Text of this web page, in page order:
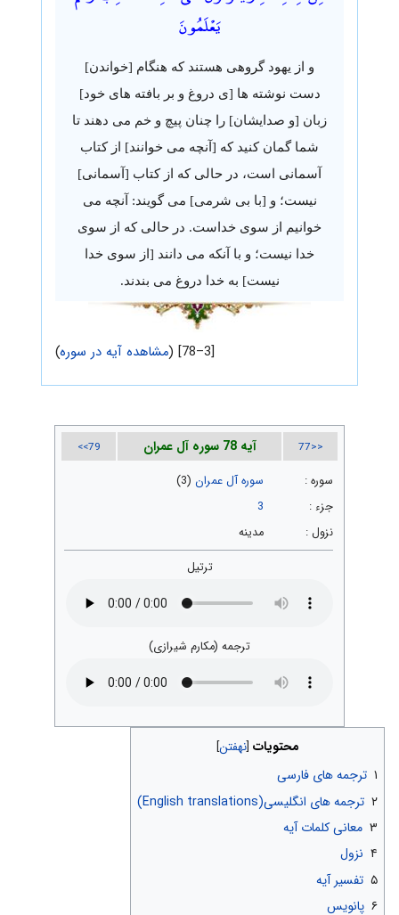
يَعْلَمُونَ
و از یهود گروهی هستند که هنگام [خواندن]
دست نوشته ها [ی دروغ و بر بافته های خود]
زبان [و صدایشان] را چنان پیچ و خم می دهند تا
شما گمان کنید که [آنچه می خوانند] از کتاب
آسمانی است، در حالی که از کتاب [آسمانی]
نیست؛ و [با بی شرمی] می گویند: آنچه می
خوانیم از سوی خداست. در حالی که از سوی
خدا نیست؛ و با آنکه می دانند [از سوی خدا
نیست] به خدا دروغ می بندند.
[3–78] ( مشاهده آیه در سوره)
<<77 آیه 78 سوره آل عمران 79>>
سوره : سوره آل عمران (3)
جزء :
3
نزول :
مدینه
ترتیل
ترجمه (مکارم شیرازی)
محتویات
۱ ترجمه های فارسی
۲ ترجمه های انگلیسی(English translations)
۳ معانی کلمات آیه
۴ نزول
۵ تفسیر آیه
۶ پانویس